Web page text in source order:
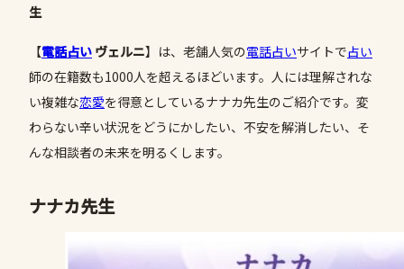
生
【電話占い ヴェルニ】は、老舗人気の電話占いサイトで占い
師の在籍数も1000人を超えるほどいます。人には理解されな
い複雑な恋愛を得意としているナナカ先生のご紹介です。変
わらない辛い状況をどうにかしたい、不安を解消したい、そ
んな相談者の未来を明るくします。
ナナカ先生